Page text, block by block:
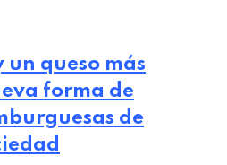
un queso más
forma de
de